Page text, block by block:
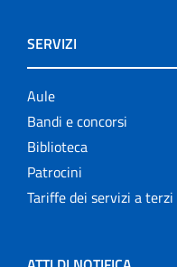
SERVIZI
Aule
Bandi e concorsi
Biblioteca
Patrocini
Tariffe dei servizi a terzi